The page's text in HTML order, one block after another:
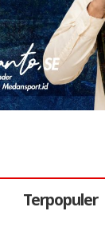
Terpopuler